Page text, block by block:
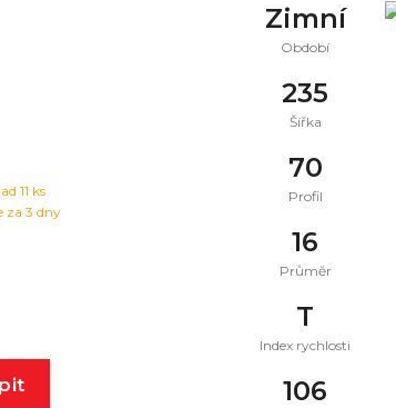
11 ks
za 3 dny
Zimní
Období
235
Šířka
70
Profil
16
Průměr
T
Index rychlosti
106